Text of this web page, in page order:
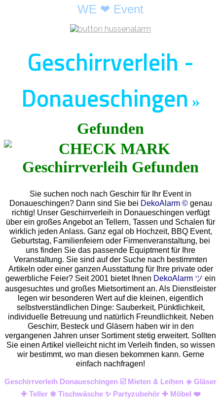
WE ❤ Event
Geschirrverleih -
Donaueschingen »
Gefunden
Sie suchen noch nach Geschirr für Ihr Event in
Donaueschingen? Dann sind Sie bei DekoAlarm ©genau
richtig! Unser Geschirrverleih in Donaueschingen verfügt
über ein großes Angebot an Tellern, Tassen und Schalen für
wirklich jeden Anlass. Ganz egal ob Hochzeit, BBQ Event,
Geburtstag, Familienfeiern oder Firmenveranstaltung, bei
uns finden Sie das passende Equiptment für Ihre
Veranstaltung. Sie sind auf der Suche nach bestimmten
Artikeln oder einer ganzen Ausstattung für Ihre private oder
gewerbliche Feier? Seit 2001 bietet Ihnen DekoAlarm ツ ein
ausgesuchtes und großes Mietsortiment an. Als Dienstleister
legen wir besonderen Wert auf die kleinen, eigentlich
selbstverständlichen Dinge: Sauberkeit, Pünktlichkeit,
individuelle Betreuung und natürlich Freundlichkeit. Neben
Geschirr, Besteck und Gläsern haben wir in den
vergangenen Jahren unser Sortiment stetig erweitert. Sollten
Sie einen Artikel vielleicht nicht im Verleih finden, so wissen
wir bestimmt, wo man diesen bekommen kann. Gerne
einfach nachfragen!
Geschirrverleih Donaueschingen ☑️ Mieten & Leihen ☀️ Gläser
✚ Teller ❀ Tischwäsche ✨ Partyzubehör ✚ Möbel ❤️